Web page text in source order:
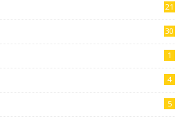
21
30
1
4
5